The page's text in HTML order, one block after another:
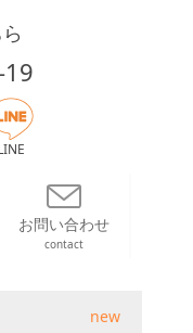
お問い合わせ
contact
new